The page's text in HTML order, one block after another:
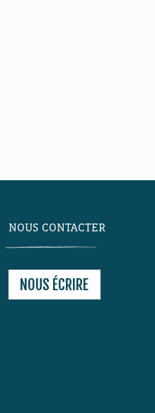
NOUS CONTACTER
NOUS ÉCRIRE